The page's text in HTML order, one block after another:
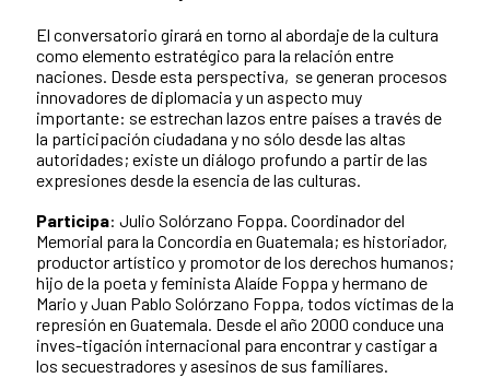
El conversatorio girará en torno al abordaje de la cultura
como elemento estratégico para la relación entre
naciones. Desde esta perspectiva, se generan procesos
innovadores de diplomacia y un aspecto muy
importante: se estrechan lazos entre países a través de
la participación ciudadana y no sólo desde las altas
autoridades; existe un diálogo profundo a partir de las
expresiones desde la esencia de las culturas.
Participa: Julio Solórzano Foppa. Coordinador del
Memorial para la Concordia en Guatemala; es historiador,
productor artístico y promotor de los derechos humanos;
hijo de la poeta y feminista Alaíde Foppa y hermano de
Mario y Juan Pablo Solórzano Foppa, todos víctimas de la
represión en Guatemala. Desde el año 2000 conduce una
inves-tigación internacional para encontrar y castigar a
los secuestradores y asesinos de sus familiares.